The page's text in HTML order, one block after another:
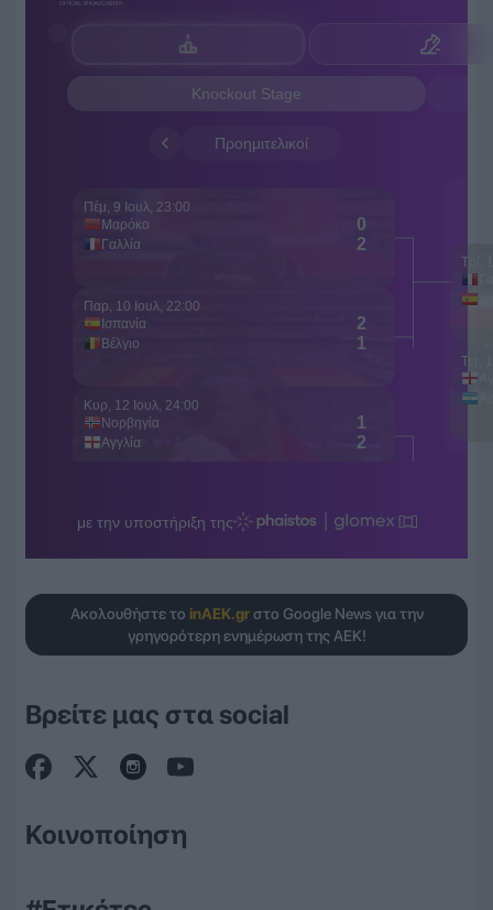
Ακολουθήστε το inAEK.grστο Google News για την
γρηγορότερη ενημέρωση της ΑΕΚ!
Βρείτε μας στα social
Κοινοποίηση